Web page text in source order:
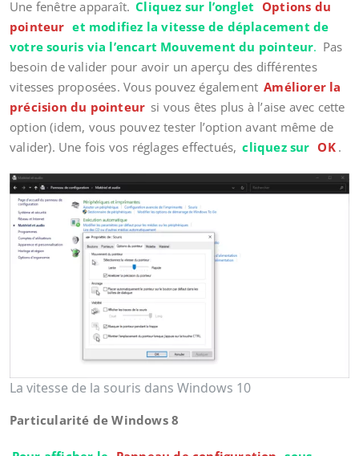
Une fenêtre apparaît. Cliquez sur l’onglet Options du
pointeur et modifiez la vitesse de déplacement de
votre souris via l’encart Mouvement du pointeur. Pas
besoin de valider pour avoir un aperçu des différentes
vitesses proposées. Vous pouvez également Améliorer la
précision du pointeur si vous êtes plus à l’aise avec cette
option (idem, vous pouvez tester l’option avant même de
valider). Une fois vos réglages effectués, cliquez sur OK .
La vitesse de la souris dans Windows 10
Particularité de Windows 8